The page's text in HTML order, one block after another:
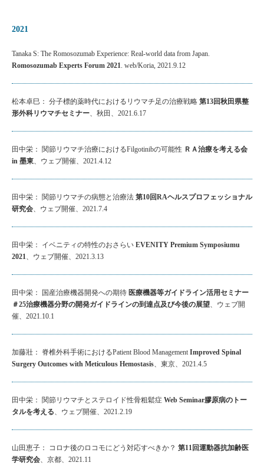
2021
Tanaka S: The Romosozumab Experience: Real-world data from Japan.
Romosozumab Experts Forum 2021. web/Koria, 2021.9.12
松本卓巳： 分子標的薬時代におけるリウマチ足の治療戦略 第13回秋田県整
形外科リウマチセミナー、秋田、2021.6.17
田中栄： 関節リウマチ治療におけるFilgotinibの可能性 ＲＡ治療を考える会
in 墨東、ウェブ開催、2021.4.12
田中栄： 関節リウマチの病態と治療法 第10回RAヘルスプロフェッショナル
研究会、ウェブ開催、2021.7.4
田中栄： イベニティの特性のおさらい EVENITY Premium Symposiumu
2021、ウェブ開催、2021.3.13
田中栄： 国産治療機器開発への期待 医療機器等ガイドライン活用セミナー
＃25治療機器分野の開発ガイドラインの到達点及び今後の展望、ウェブ開
催、2021.10.1
加藤壯： 脊椎外科手術におけるPatient Blood Management Improved Spinal
Surgery Outcomes with Meticulous Hemostasis、東京、2021.4.5
田中栄： 関節リウマチとステロイド性骨粗鬆症 Web Seminar膠原病のトー
タルを考える、ウェブ開催、2021.2.19
山田恵子： コロナ後のロコモにどう対応すべきか？ 第11回運動器抗加齢医
学研究会、京都、2021.11